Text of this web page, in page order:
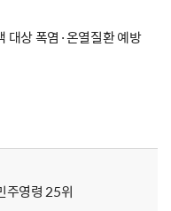
대상 폭염·온열질환 예방
주영령 25위